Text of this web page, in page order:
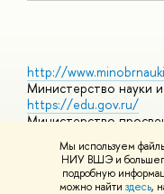
Мы используем
НИУ ВШЭ и большего
подробную
можно найти здесь,
http://
Министерство науки
https://edu.gov.ru/
Министерство
Массовые открытые